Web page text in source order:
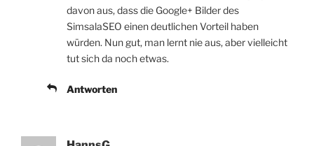
davon aus, dass die Google+ Bilder des
SimsalaSEO einen deutlichen Vorteil haben
würden. Nun gut, man lernt nie aus, aber vielleicht
tut sich da noch etwas.
Antworten